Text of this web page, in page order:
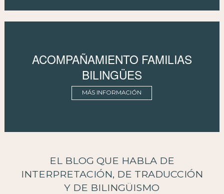
ACOMPAÑAMIENTO FAMILIAS
BILINGÜES
MÁS INFORMACIÓN
EL BLOG QUE HABLA DE
INTERPRETACIÓN, DE TRADUCCIÓN
Y DE BILINGÜISMO